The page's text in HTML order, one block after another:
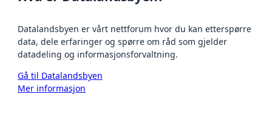
Datalandsbyen er vårt nettforum hvor du kan etterspørre
data, dele erfaringer og spørre om råd som gjelder
datadeling og informasjonsforvaltning.
Gå til Datalandsbyen
Mer informasjon